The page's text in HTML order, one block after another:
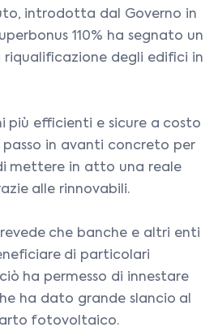
introdotta dal Governo in
110% ha segnato un
degli edifici in
più efficienti e sicure a costo
passo in avanti concreto per
mettere in atto una reale
alle rinnovabili.
che banche e altri enti
di particolari
ha permesso di innestare
ha dato grande slancio al
fotovoltaico.